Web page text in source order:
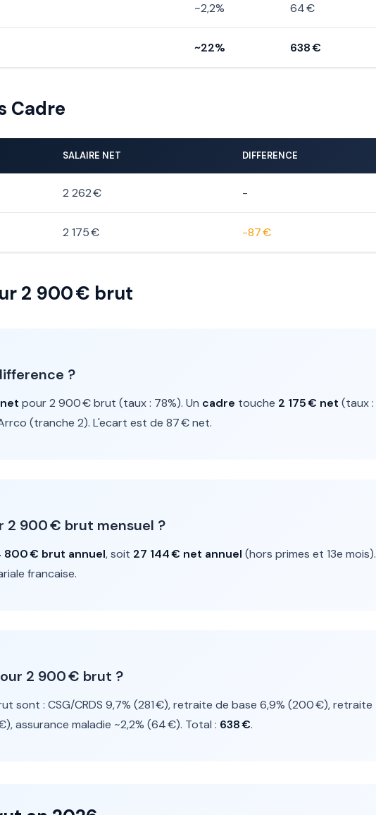
~2,2% 64 €
~22% 638 €
Cadre
SALAIRE NET DIFFERENCE
2 262 € -
2 175 € -87 €
2 900 € brut
?
pour 2 900 € brut (taux : 78%). Un cadre touche 2 175 € net (taux :
(tranche 2). L'ecart est de 87 € net.
2 900 € brut mensuel ?
800 € brut annuel, soit 27 144 € net annuel (hors primes et 13e mois).
francaise.
2 900 € brut ?
sont : CSG/CRDS 9,7% (281 €), retraite de base 6,9% (200 €), retraite
assurance maladie ~2,2% (64 €). Total : 638 €.